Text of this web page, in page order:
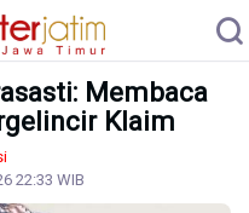
Membaca
Klaim
22:33 WIB